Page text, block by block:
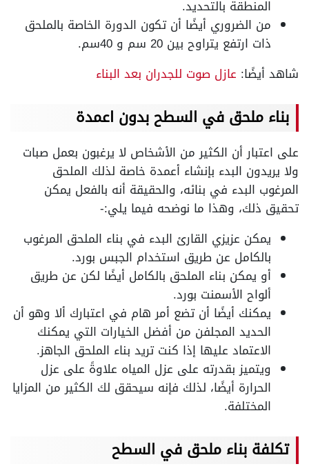
المنطقة بالتحديد.
من الضروري أيضًا أن تكون الدورة الخاصة بالملحق
ذات ارتفع يتراوح بين 20 سم و 40سم.
شاهد أيضًا: عازل صوت للجدران بعد البناء
بناء ملحق في السطح بدون اعمدة
على اعتبار أن الكثير من الأشخاص لا يرغبون بعمل صبات
ولا يريدون البدء بإنشاء أعمدة خاصة لذلك الملحق
المرغوب البدء في بنائه، والحقيقة أنه بالفعل يمكن
تحقيق ذلك، وهذا ما نوضحه فيما يلي:-
يمكن عزيزي القارئ البدء في بناء الملحق المرغوب
بالكامل عن طريق استخدام الجبس بورد.
أو يمكن بناء الملحق بالكامل أيضًا لكن عن طريق
ألواح الأسمنت بورد.
يمكنك أيضًا أن تضع أمر هام في اعتبارك ألا وهو أن
الحديد المجلفن من أفضل الخيارات التي يمكنك
الاعتماد عليها إذا كنت تريد بناء الملحق الجاهز.
ويتميز بقدرته على عزل المياه علاوةً على عزل
الحرارة أيضًا، لذلك فإنه سيحقق لك الكثير من المزايا
المختلفة.
تكلفة بناء ملحق في السطح